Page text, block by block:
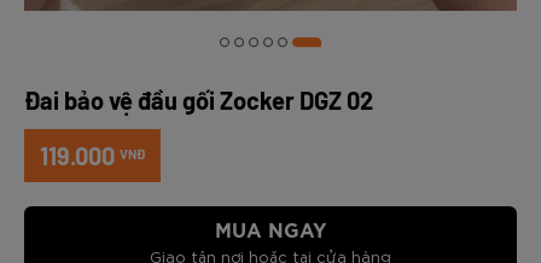
Đai bảo vệ đầu gối Zocker DGZ 02
119.000 VNĐ
MUA NGAY
Giao tận nơi hoặc tại cửa hàng